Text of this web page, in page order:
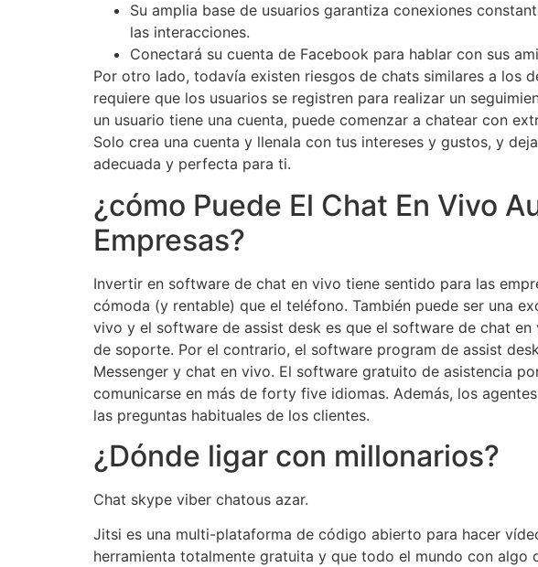
Su amplia base de usuarios garantiza conexiones
las interacciones.
Conectará su cuenta de Facebook para hablar con sus
Por otro lado, todavía existen riesgos de chats similares a los
requiere que los usuarios se registren para realizar un
un usuario tiene una cuenta, puede comenzar a chatear con
Solo crea una cuenta y llenala con tus intereses y gustos, y
adecuada y perfecta para ti.
¿cómo Puede El Chat En Vivo
Empresas?
Invertir en software de chat en vivo tiene sentido para las
cómoda (y rentable) que el teléfono. También puede ser una
vivo y el software de assist desk es que el software de chat
de soporte. Por el contrario, el software program de assist
Messenger y chat en vivo. El software gratuito de asistencia
comunicarse en más de forty five idiomas. Además, los
las preguntas habituales de los clientes.
¿Dónde ligar con millonarios?
Chat skype viber chatous azar.
Jitsi es una multi-plataforma de código abierto para hacer
herramienta totalmente gratuita y que todo el mundo con